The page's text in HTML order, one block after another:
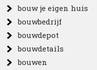
bouw je eigen huis
bouwbedrijf
bouwdepot
bouwdetails
bouwen